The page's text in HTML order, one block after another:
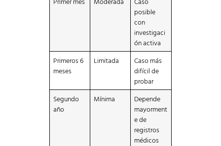
posible
con
investigaci
ón activa
Primeros 6
meses
Limitada
Caso más
difícil de
probar
Segundo
año
Mínima
Depende
mayorment
e de
registros
médicos